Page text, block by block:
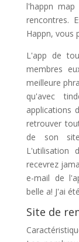
l'happn
rencontres.
Happn, vous
L'app de
membres
meilleure
qu'avec
applications
retrouver
de son
L'utilisation
recevrez
e-mail de
belle a! J'ai
Site de